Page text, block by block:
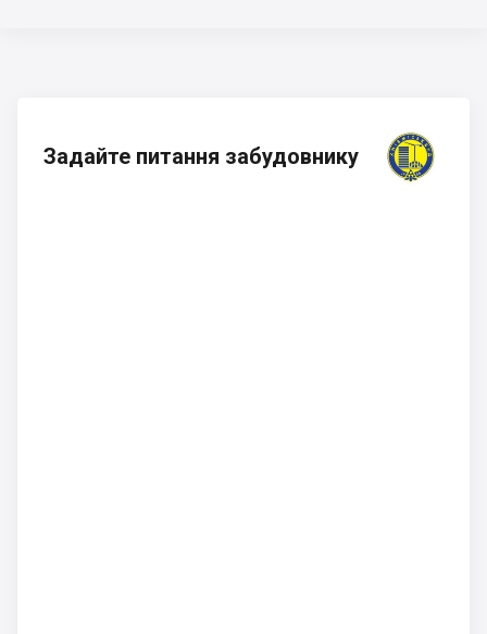
Задайте питання забудовнику